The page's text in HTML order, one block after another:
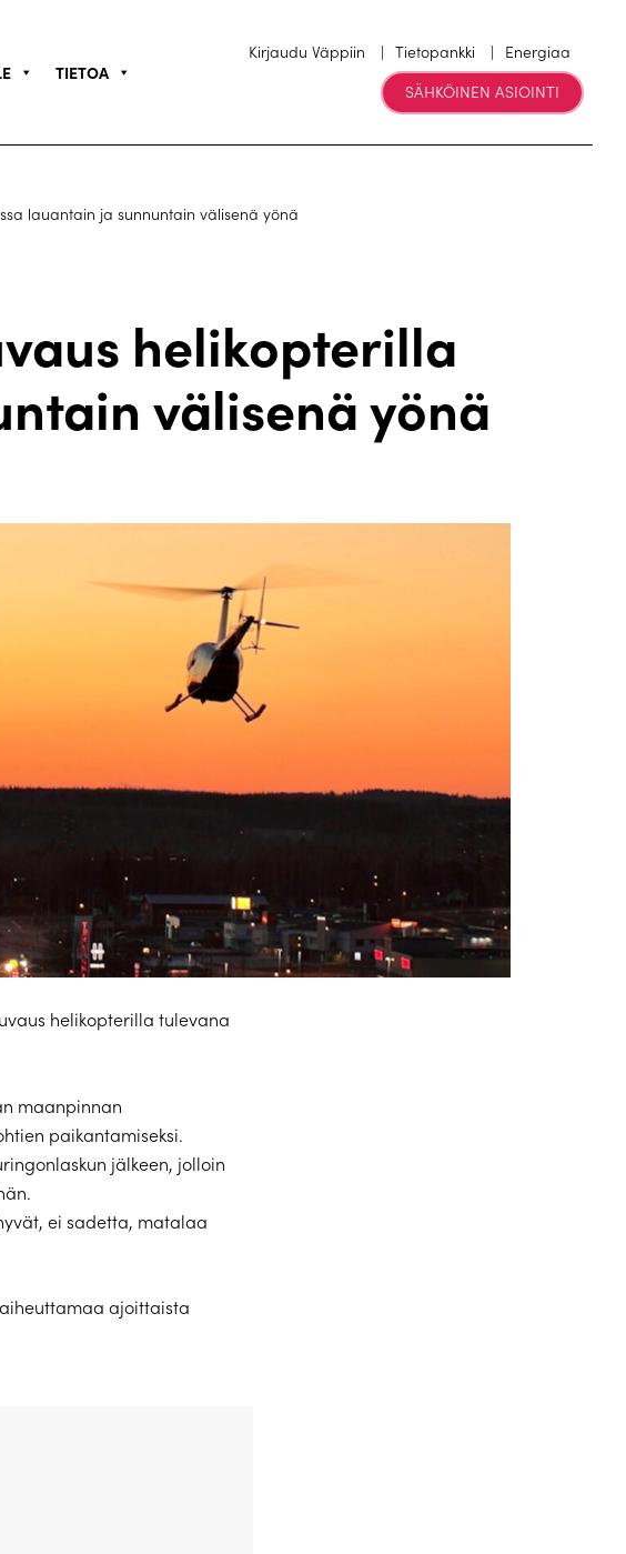
TIETOA
Kirjaudu Väppiin Tietopankki
Energiaa
SÄHKÖINEN ASIOINTI
lauantain ja sunnuntain välisenä yönä
helikopterilla
välisenä yönä
helikopterilla tulevana
maanpinnan
paikantamiseksi.
jälkeen, jolloin
ei sadetta, matalaa
ajoittaista